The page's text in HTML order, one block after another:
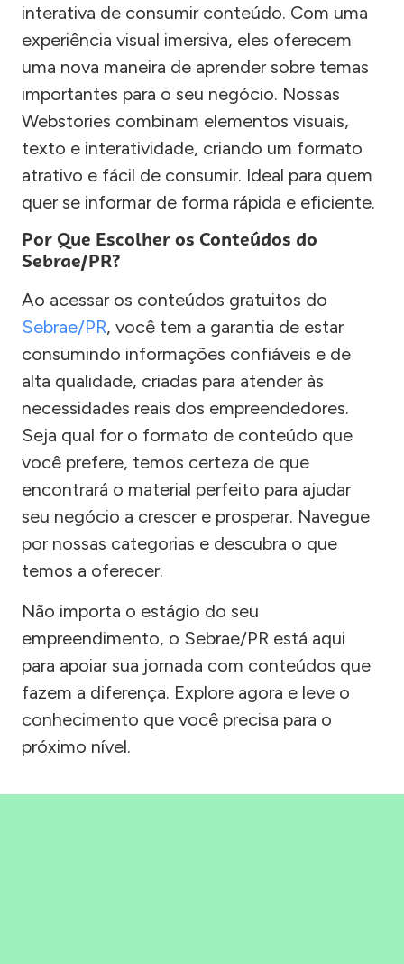
interativa de consumir conteúdo. Com uma
experiência visual imersiva, eles oferecem
uma nova maneira de aprender sobre temas
importantes para o seu negócio. Nossas
Webstories combinam elementos visuais,
texto e interatividade, criando um formato
atrativo e fácil de consumir. Ideal para quem
quer se informar de forma rápida e eficiente.
Por Que Escolher os Conteúdos do
Sebrae/PR?
Ao acessar os conteúdos gratuitos do
Sebrae/PR, você tem a garantia de estar
consumindo informações confiáveis e de
alta qualidade, criadas para atender às
necessidades reais dos empreendedores.
Seja qual for o formato de conteúdo que
você prefere, temos certeza de que
encontrará o material perfeito para ajudar
seu negócio a crescer e prosperar. Navegue
por nossas categorias e descubra o que
temos a oferecer.
Não importa o estágio do seu
empreendimento, o Sebrae/PR está aqui
para apoiar sua jornada com conteúdos que
fazem a diferença. Explore agora e leve o
conhecimento que você precisa para o
próximo nível.